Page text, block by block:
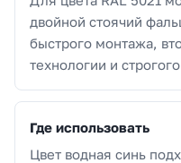
двойной стоячий
быстрого монтажа,
технологии и
Где использовать
Цвет водная синь